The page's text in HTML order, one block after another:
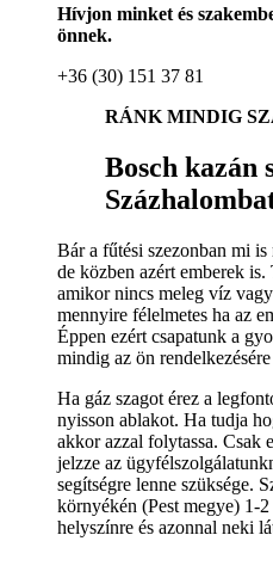
Hívjon minket és
önnek.
+36 (30) 151 37 81
RÁNK MINDIG
Bosch kazán
Bár a fűtési szezonban mi
de közben azért emberek
amikor nincs meleg víz
mennyire félelmetes ha az
Éppen ezért csapatunk a
mindig az ön
Ha gáz szagot érez a
nyisson ablakot. Ha tudja
akkor azzal folytassa. Csak
jelzze az
segítségre lenne szüksége.
környékén (Pest megye) 1-
helyszínre és azonnal neki